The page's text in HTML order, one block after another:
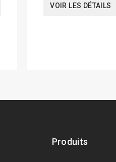
VOIR LES DÉTAILS
Produits